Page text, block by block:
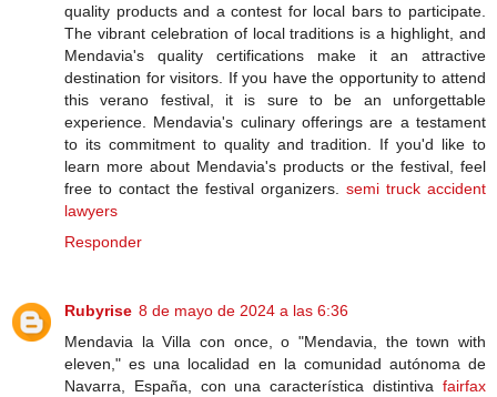
quality products and a contest for local bars to participate.
The vibrant celebration of local traditions is a highlight, and
Mendavia's quality certifications make it an attractive
destination for visitors. If you have the opportunity to attend
this verano festival, it is sure to be an unforgettable
experience. Mendavia's culinary offerings are a testament
to its commitment to quality and tradition. If you'd like to
learn more about Mendavia's products or the festival, feel
free to contact the festival organizers. semi truck accident
lawyers
Responder
Rubyrise 8 de mayo de 2024 a las 6:36
Mendavia la Villa con once, o "Mendavia, the town with
eleven," es una localidad en la comunidad autónoma de
Navarra, España, con una característica distintiva fairfax